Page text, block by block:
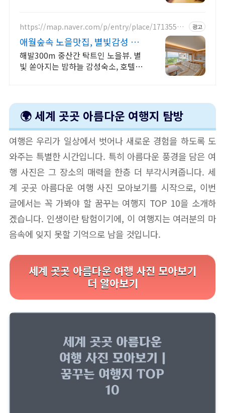
넓은잔디정원
https://map.naver.com/p/entry/place/17135504
광고
애월숲속 노을맛집, 별빛감성 아
기용품 완벽구비, 대가족
해발300m 중산간 탁트인 노을뷰. 별
빛 쏟아지는 밤하늘 감성숙소, 호텔급
🌍 세계 곳곳 아름다운 여행지 탐방
여행은 우리가 일상에서 벗어나 새로운 경험을 하도록 도
와주는 특별한 시간입니다. 특히 아름다운 풍경을 담은 여
행 사진은 그 장소의 매력을 한층 더 부각시켜줍니다. 세
계 곳곳 아름다운 여행 사진 모아보기를 시작으로, 이번
글에서는 꼭 가봐야 할 꿈꾸는 여행지 TOP 10을 소개하
겠습니다. 인생이란 탐험이기에, 이 여행지는 여러분의 마
음속에 잊지 못할 기억으로 남을 것입니다.
세계 곳곳 아름다운 여행 사진 모아보기
더 알아보기